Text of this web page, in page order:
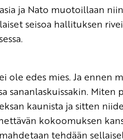
ja Nato muotoillaan
seisoa hallituksen
ole edes mies. Ja ennen
sananlaskuissakin. Miten
kaunista ja sitten
kokoomuksen
tehdään